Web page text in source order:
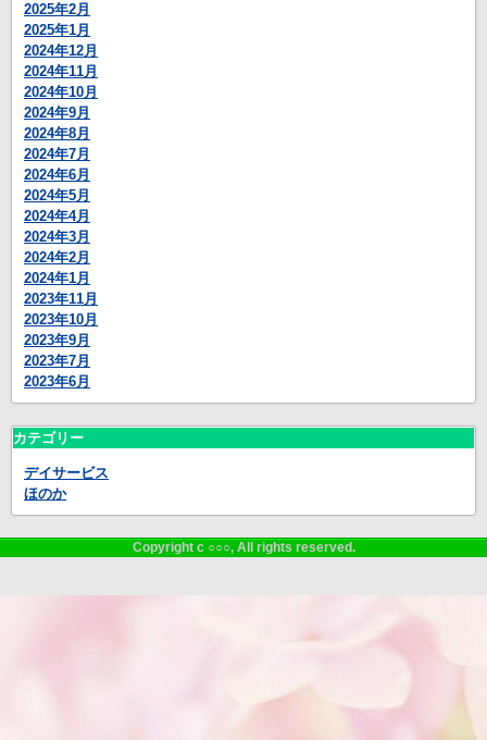
2025年2月
2025年1月
2024年12月
2024年11月
2024年10月
2024年9月
2024年8月
2024年7月
2024年6月
2024年5月
2024年4月
2024年3月
2024年2月
2024年1月
2023年11月
2023年10月
2023年9月
2023年7月
2023年6月
カテゴリー
デイサービス
ほのか
Copyright c ○○○, All rights reserved.